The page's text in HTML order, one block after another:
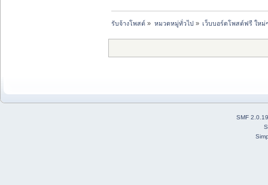
รับจ้างโพสต์ » หมวดหมู่ทั่วไป» เว็บบอร์ดโพสต์ฟรี ให
SMF 2.0.19